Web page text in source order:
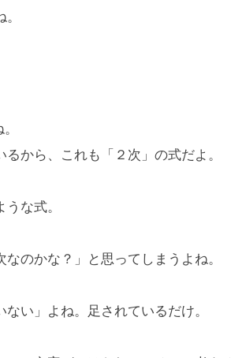
から、これも「２次」の式だよ。
な式。
のかな？」と思ってしまうよね。
い」よね。足されているだけ。